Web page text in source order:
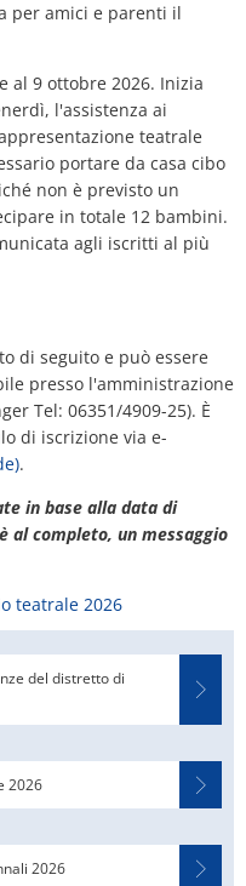
per amici e parenti il
al 9 ottobre 2026. Inizia
l'assistenza ai
teatrale
portare da casa cibo
non è previsto un
in totale 12 bambini.
agli iscritti al più
di seguito e può essere
presso l'amministrazione
Tel: 06351/4909-25). È
di iscrizione via e-
.
in base alla data di
al completo, un messaggio
teatrale 2026
del distretto di
2026
2026